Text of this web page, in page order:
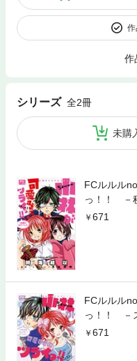
作
作
シリーズ 全2冊
未購
FCルルル
っ！！ －
671
FCルルル
っ！！ －
671